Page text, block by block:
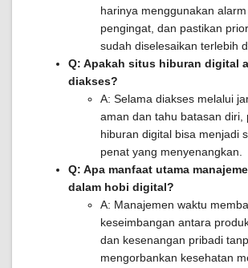
harinya menggunakan
pengingat, dan pastikan
sudah diselesaikan terlebih
Q: Apakah situs hiburan digital
diakses?
A: Selama diakses melalui
aman dan tahu batasan diri,
hiburan digital bisa menjadi
penat yang menyenangkan.
Q: Apa manfaat utama
dalam hobi digital?
A: Manajemen waktu
keseimbangan antara
dan kesenangan pribadi
mengorbankan kesehatan